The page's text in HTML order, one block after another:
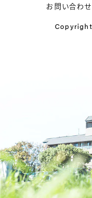
お問い合わせ